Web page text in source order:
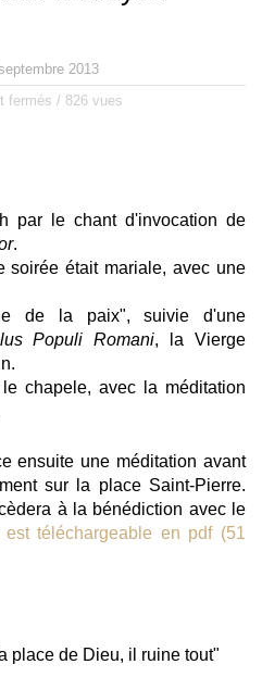
2013
fermés / 826 vues
par le chant d'invocation de
.
soirée était mariale, avec une
de la paix", suivie d'une
Populi Romani, la Vierge
chapele, avec la méditation
ensuite une méditation avant
sur la place Saint-Pierre.
à la bénédiction avec le
est téléchargeable en pdf (51
place de Dieu, il ruine tout"